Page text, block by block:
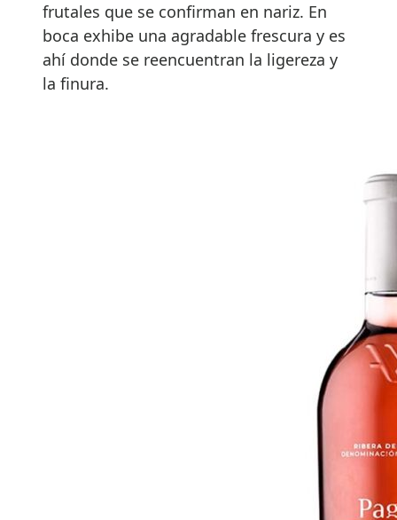
frutales que se confirman en nariz. En
boca exhibe una agradable frescura y es
ahí donde se reencuentran la ligereza y
la finura.